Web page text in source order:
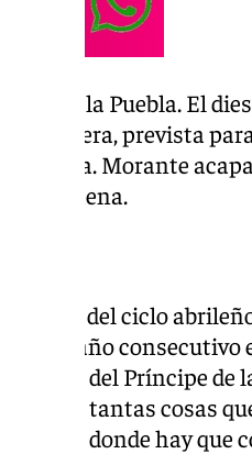
de la Puebla. El
la Frontera, prevista
la Feria. Morante
Faena.
del ciclo
año
Puerta del Príncipe
reunido tantas cosas
Sevilla, donde hay